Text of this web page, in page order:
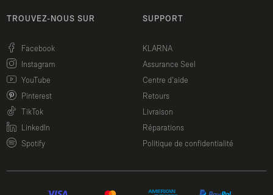
TROUVEZ-NOUS SUR
Facebook
(Ouvrir le lien dans une nouvelle fenêtre)
Instagram
(Ouvrir le lien dans une nouvelle fenêtre)
YouTube
(Ouvrir le lien dans une nouvelle fenêtre)
Pinterest
(Ouvrir le lien dans une nouvelle fenêtre)
TikTok
(Ouvrir le lien dans une nouvelle fenêtre)
LinkedIn
(Ouvrir le lien dans une nouvelle fenêtre)
Spotify
(Ouvrir le lien dans une nouvelle fenêtre)
SUPPORT
KLARNA
Assurance Seel
Centre d'aide
Retours
Livraison
Réparations
Politique de confidentialité